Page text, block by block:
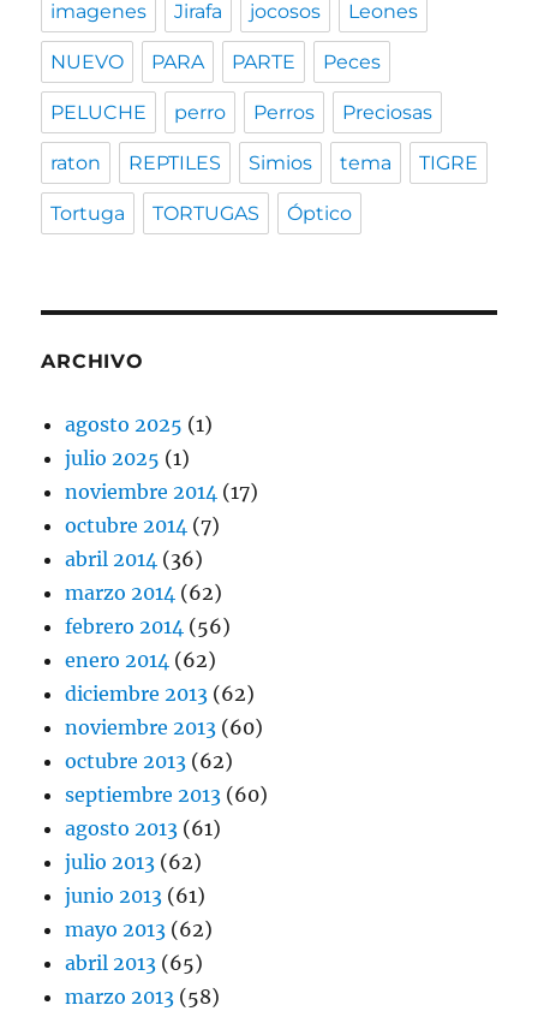
imagenes Jirafa jocosos Leones
NUEVO PARA PARTE Peces
PELUCHE perro Perros Preciosas
raton REPTILES Simios tema TIGRE
Tortuga TORTUGAS Óptico
ARCHIVO
agosto 2025 (1)
julio 2025 (1)
noviembre 2014 (17)
octubre 2014 (7)
abril 2014 (36)
marzo 2014 (62)
febrero 2014 (56)
enero 2014 (62)
diciembre 2013 (62)
noviembre 2013 (60)
octubre 2013 (62)
septiembre 2013 (60)
agosto 2013 (61)
julio 2013 (62)
junio 2013 (61)
mayo 2013 (62)
abril 2013 (65)
marzo 2013 (58)